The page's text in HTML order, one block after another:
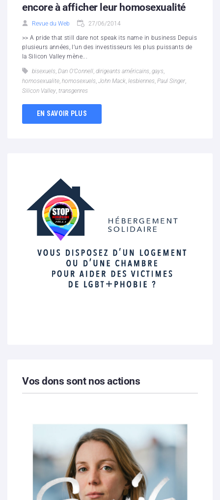
encore à afficher leur homosexualité
Revue du Web 27/06/2014
>> A pride that still dare not speak its name in business Depuis
plusieurs années, l’un des investisseurs les plus puissants de
la Silicon Valley mène...
bisexuels, Dan O’Connell, dirigeants américains, gays,
homosexualite, homosexuels, John Mack, lesbiennes, Paul Singer,
Silicon Valley, transgenres
EN SAVOIR PLUS
Vos dons sont nos actions